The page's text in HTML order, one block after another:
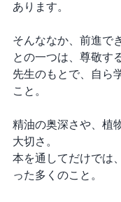
あります。
そんななか、前進で
との一つは、尊敬す
先生のもとで、自ら
こと。
精油の奥深さや、植
大切さ。
本を通してだけでは
った多くのこと。